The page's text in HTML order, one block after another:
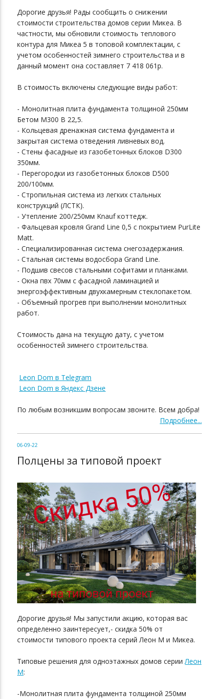
Дорогие друзья! Рады сообщить о снижении
стоимости строительства домов серии Микеа. В
частности, мы обновили стоимость теплового
контура для Микеа 5 в топовой комплектации, с
учетом особенностей зимнего строительства и в
данный момент она составляет 7 418 061р.
В стоимость включены следующие виды работ:
- Монолитная плита фундамента толщиной 250мм
Бетом М300 В 22,5.
- Кольцевая дренажная система фундамента и
закрытая система отведения ливневых вод.
- Стены фасадные из газобетонных блоков D300
350мм.
- Перегородки из газобетонных блоков D500
200/100мм.
- Стропильная система из легких стальных
конструкций (ЛСТК).
- Утепление 200/250мм Knauf коттедж.
- Фальцевая кровля Grand Line 0,5 с покрытием PurLite
Matt.
- Специализированная система снегозадержания.
- Стальная системы водосбора Grand Line.
- Подшив свесов стальными софитами и планками.
- Окна пвх 70мм с фасадной ламинацией и
энергоэффективным двухкамерным стеклопакетом.
- Объемный прогрев при выполнении монолитных
работ.
Стоимость дана на текущую дату, с учетом
особенностей зимнего строительства.
Leon Dom в Telegram
Leon Dom в Яндекс Дзене
По любым возникшим вопросам звоните. Всем добра!
Подробнее...
06-09-22
Полцены за типовой проект
Дорогие друзья! Мы запустили акцию, которая вас
определенно заинтересует,- скидка 50% от
стоимости типового проекта серий Леон М и Микеа.
Типовые решения для одноэтажных домов серииЛеон
М:
-Монолитная плита фундамента толщиной 250мм